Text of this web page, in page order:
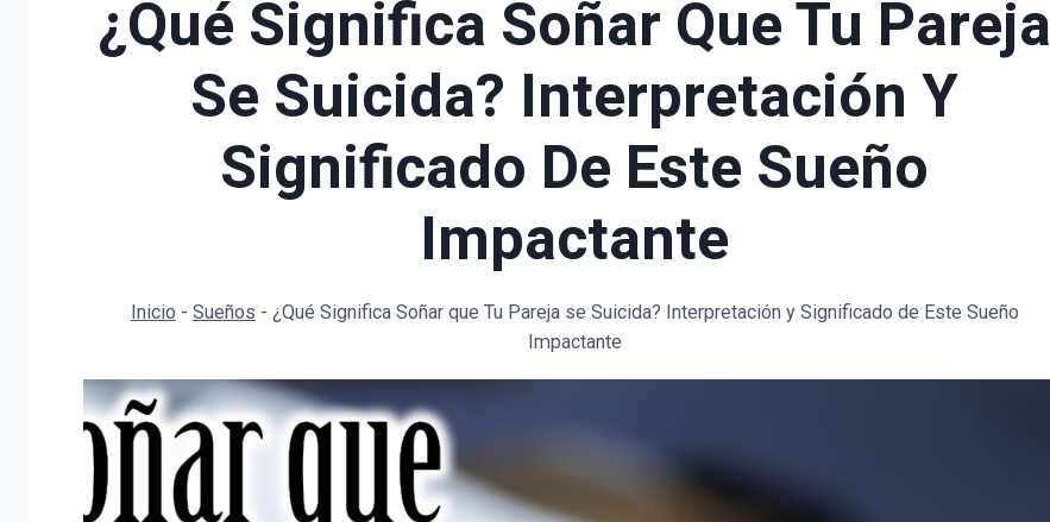
¿Qué Significa Soñar Que Tu Pareja
Se Suicida? Interpretación Y
Significado De Este Sueño
Impactante
Inicio - Sueños - ¿Qué Significa Soñar que Tu Pareja se Suicida? Interpretación y Significado de Este Sueño
Impactante